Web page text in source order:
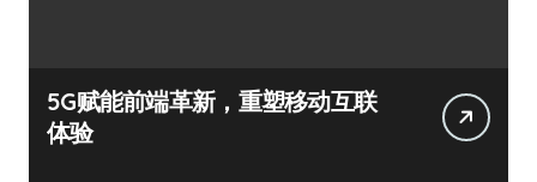
5G赋能前端革新，重塑移动互联
体验